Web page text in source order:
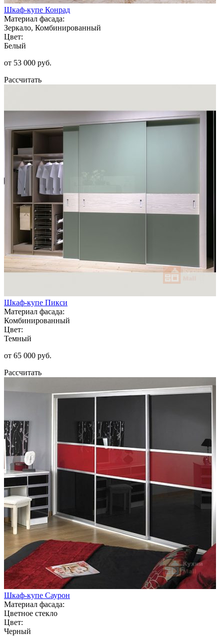
Шкаф-купе Конрад
Материал фасада:
Зеркало, Комбинированный
Цвет:
Белый
от 53 000 руб.
Рассчитать
Шкаф-купе Пикси
Материал фасада:
Комбинированный
Цвет:
Темный
от 65 000 руб.
Рассчитать
Шкаф-купе Саурон
Материал фасада:
Цветное стекло
Цвет:
Черный